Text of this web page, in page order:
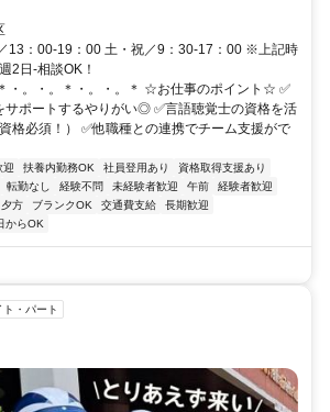
13：00-19：00 土・祝／9：30-17：00 ※上記時
2日-相談OK！
・。・。＊・。・。＊ ☆お仕事のポイント☆ ✅
サポートするやりがい◎ ✅言語聴覚士の資格を活
格必須！） ✅他職種との連携でチーム支援がで
迎 扶養内勤務OK 社員登用あり
資格取得支援あり
転勤なし 経験不問 未経験者歓迎 午前
経験者歓迎
夕方 ブランクOK 交通費支給
長期歓迎
からOK
ト・パート